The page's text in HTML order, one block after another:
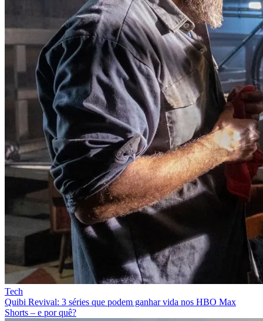
Tech
Quibi Revival: 3 séries que podem ganhar vida nos HBO Max
Shorts – e por quê?